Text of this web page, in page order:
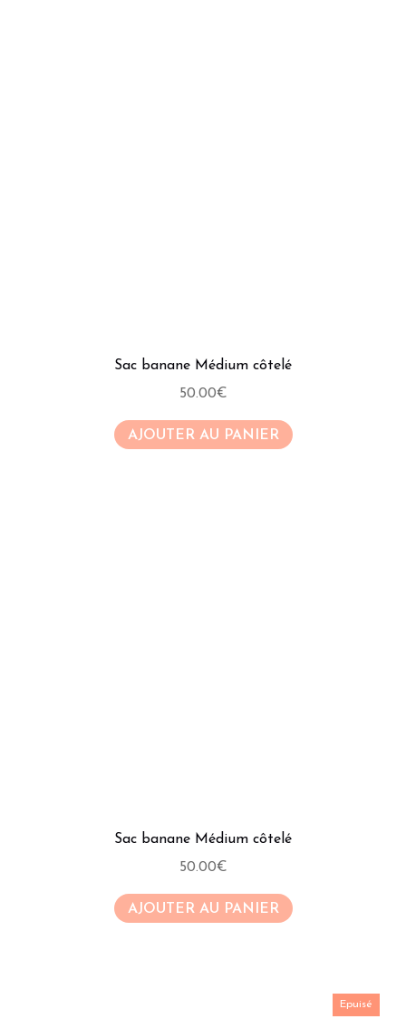
Sac banane Médium côtelé
50.00€
AJOUTER AU PANIER
Sac banane Médium côtelé
50.00€
AJOUTER AU PANIER
Epuisé